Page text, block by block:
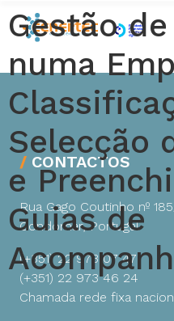
Gestão
numa
Selecção
e
Guias de
CONTACTOS
Rua Gago Coutinho nº
Gondomar, Portugal
(+351) 22 973 07 47
(+351) 22 973 46 24
Chamada rede fixa